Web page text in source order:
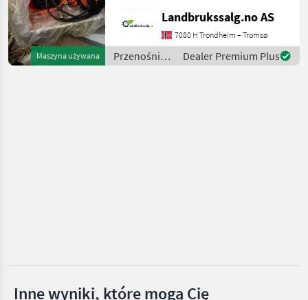
Marketplace
Oferty
dealerów
drobne
Maszyna używana
reference number upon
request: 7216 See
en.landbrukssalg.no/7216
for m
Landbrukssalg.no AS
7080 H Trondheim – Tromsø
Przenośniki
/ Sonstige
Dealer Premium Plus
Inne wyniki, które mogą Cię